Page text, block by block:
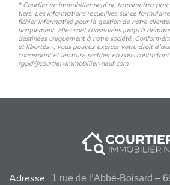
* Courtier en immobilier neuf ne transmettra pas
tiers. Les informations recueillies sur ce
fichier informatisé pour la gestion de notre
uniquement. Elles sont conservées jusqu’à
destinées uniquement à notre société.
et libertés », vous pouvez exercer votre droit
concernant et les faire rectifier en nous
rgpd@courtier-immobilier-neuf.com
Adresse : 1 rue de l’Abbé-Boisard –